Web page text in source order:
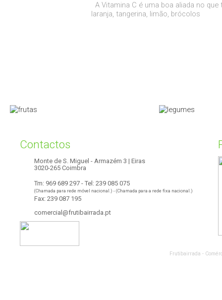
A Vitamina C é uma boa aliada no
laranja, tangerina, limão, brócolos
Contactos
Monte de S. Miguel - Armazém 3 | Eiras
3020-265 Coimbra
Tm: 969 689 297 - Tel: 239 085 075
(Chamada para rede móvel nacional.) - (Chamada para a rede fixa nacional.)
Fax: 239 087 195
comercial@frutibairrada.pt
Frutibairrada -